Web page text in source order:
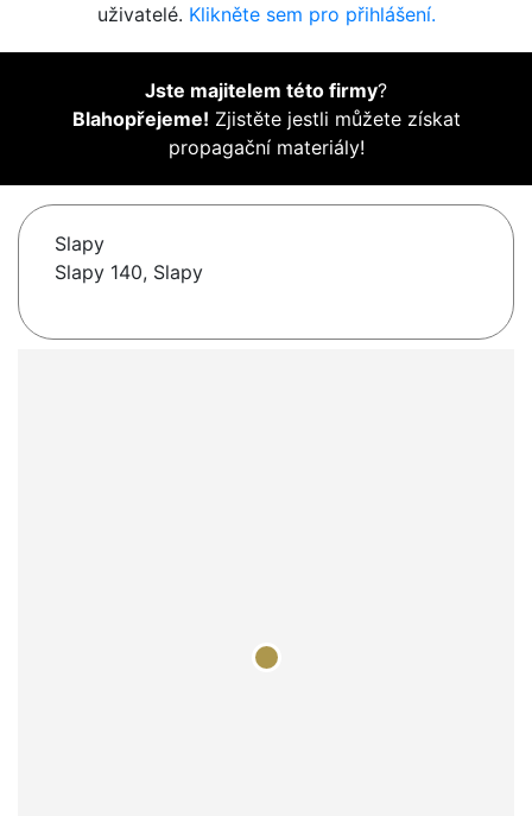
uživatelé. Klikněte sem pro přihlášení.
Jste majitelem této firmy?
Blahopřejeme! Zjistěte jestli můžete získat
propagační materiály!
Slapy
Slapy 140, Slapy